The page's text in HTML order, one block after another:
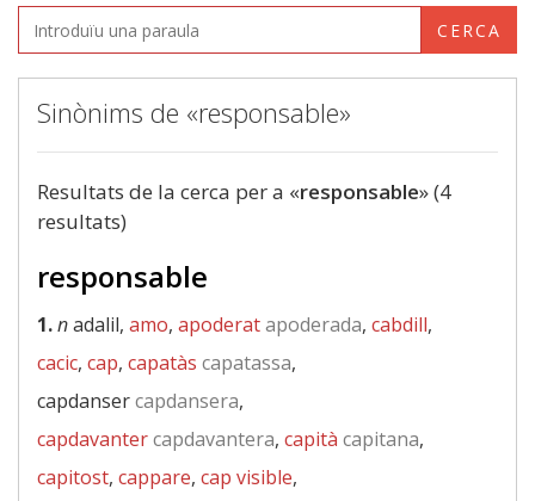
CERCA
Sinònims de «responsable»
Resultats de la cerca per a «responsable» (4
resultats)
responsable
1.nadalil, amo, apoderatapoderada, cabdill,
cacic, cap, capatàs capatassa,
capdansercapdansera,
capdavantercapdavantera, capità capitana,
capitost, cappare, cap visible,